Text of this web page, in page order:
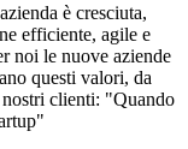
è cresciuta,
efficiente, agile e
noi le nuove aziende
questi valori, da
clienti: "Quando